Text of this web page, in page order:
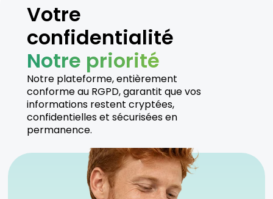
Votre
confidentialité
Notre priorité
Notre plateforme, entièrement
conforme au RGPD, garantit que vos
informations restent cryptées,
confidentielles et sécurisées en
permanence.